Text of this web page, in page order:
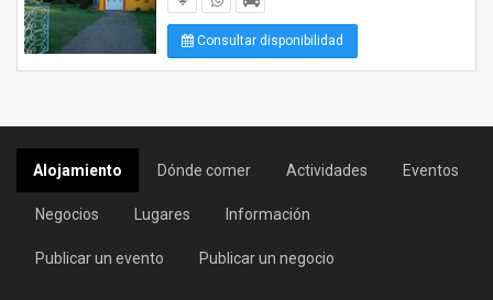
Consultar disponibilidad
Alojamiento Dónde comer Actividades Eventos
Negocios Lugares Información
Publicar un evento Publicar un negocio